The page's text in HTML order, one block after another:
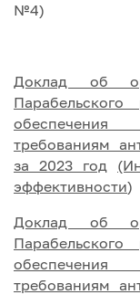
№4)
Доклад об
требованиям
за 2023 год
эффективности)
Доклад об
требованиям